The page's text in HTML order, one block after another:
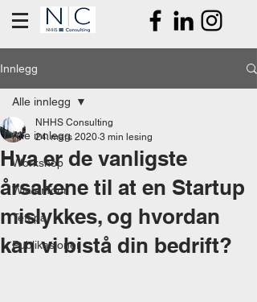
Innlegg
Alle innlegg
Workshop
WinterTour
Tett på
Publikasjoner
Alle innlegg
Hva er de vanligste
årsakene til at en Startup
mislykkes, og hvordan
kan vi bistå din bedrift?
NHHS Consulting
24. mars 2020 3 min lesing